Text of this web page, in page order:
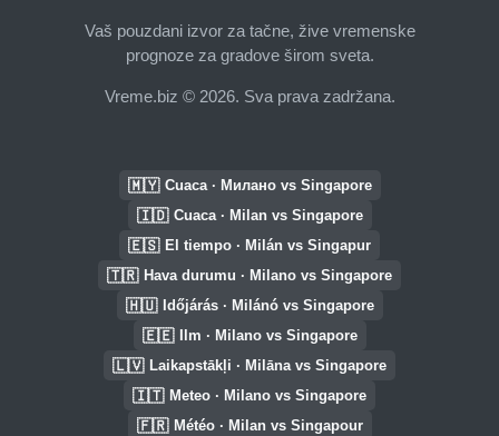
Vaš pouzdani izvor za tačne, žive vremenske
prognoze za gradove širom sveta.
Vreme.biz © 2026. Sva prava zadržana.
🇲🇾 Cuaca · Милано vs Singapore
🇮🇩 Cuaca · Milan vs Singapore
🇪🇸 El tiempo · Milán vs Singapur
🇹🇷 Hava durumu · Milano vs Singapore
🇭🇺 Időjárás · Milánó vs Singapore
🇪🇪 Ilm · Milano vs Singapore
🇱🇻 Laikapstākļi · Milāna vs Singapore
🇮🇹 Meteo · Milano vs Singapore
🇫🇷 Météo · Milan vs Singapour